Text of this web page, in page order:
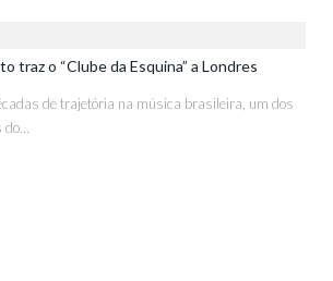
traz o “Clube da Esquina” a Londres
de trajetória na música brasileira, um dos